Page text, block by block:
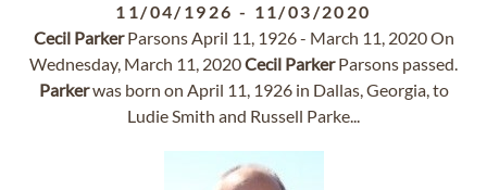
11/04/1926 - 11/03/2020
Cecil ParkerParsons April 11, 1926 - March 11, 2020 On
Wednesday, March 11, 2020Cecil ParkerParsons passed.
Parkerwas born on April 11, 1926 in Dallas, Georgia, to
Ludie Smith and Russell Parke...